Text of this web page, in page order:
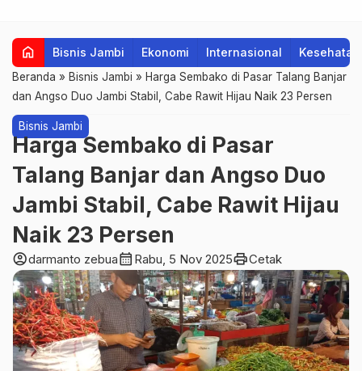
home Bisnis Jambi Ekonomi Internasional Kesehatan
Beranda » Bisnis Jambi » Harga Sembako di Pasar Talang Banjar
dan Angso Duo Jambi Stabil, Cabe Rawit Hijau Naik 23 Persen
Bisnis Jambi
Harga Sembako di Pasar
Talang Banjar dan Angso Duo
Jambi Stabil, Cabe Rawit Hijau
Naik 23 Persen
account_circledarmanto zebuacalendar_month Rabu, 5 Nov 2025printCetak